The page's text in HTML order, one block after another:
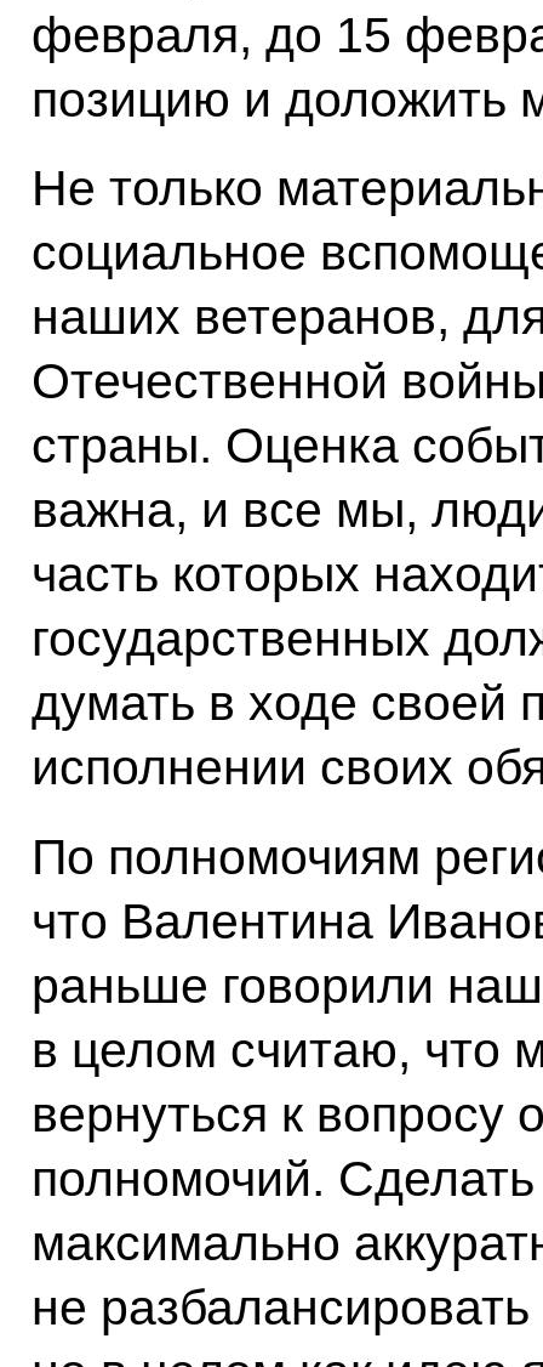
февраля, до 15
позицию и доложить
Не только
социальное
наших ветеранов,
Отечественной
страны. Оценка
важна, и все мы,
часть которых
государственных
думать в ходе своей
исполнении своих
По полномочиям
что Валентина
раньше говорили
в целом считаю, что
вернуться к вопросу
полномочий.
максимально
не